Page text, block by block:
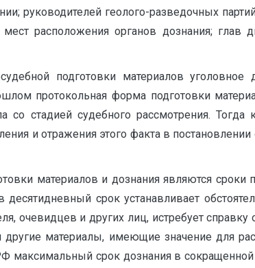
руководителей геолого-разведочных
расположения органов дознания; глав
подготовки материалов
протокольная форма подготовки
стадией судебного рассмотрения. Тогда
и отражения этого факта в
материалов и дознания являются сроки
срок устанавливает
очевидцев и других лиц, истребует справку
другие материалы, имеющие значение для
срок дознания в сокращенной